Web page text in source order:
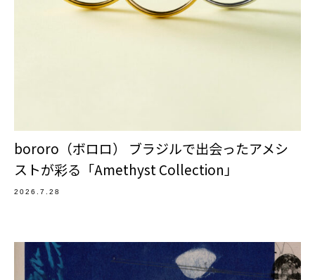
bororo（ボロロ） ブラジルで出会ったアメシ
ストが彩る「Amethyst Collection」
2026.7.28